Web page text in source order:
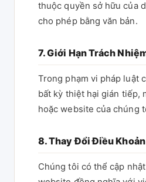
thuộc quyền sở hữu của
cho phép bằng văn bản.
7. Giới Hạn Trách
Trong phạm vi pháp luật
bất kỳ thiệt hại gián tiếp,
hoặc website của chúng
8. Thay Đổi Điều Khoản
Chúng tôi có thể cập